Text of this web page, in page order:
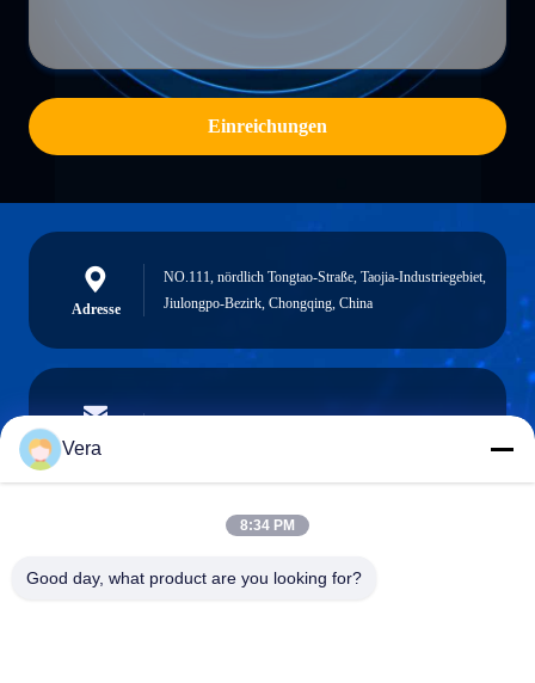
Einreichungen
Adresse
NO.111, nördlich Tongtao-Straße, Taojia-Industriegebiet,
Jiulongpo-Bezirk, Chongqing, China
E-Mail-Adresse
Telefon
Vera
8:34 PM
Good day, what product are you looking for?